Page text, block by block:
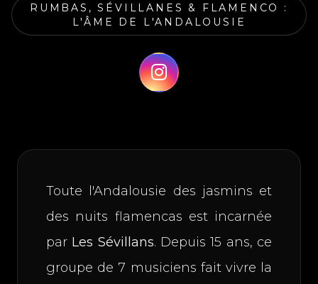
RUMBAS, SÉVILLANES & FLAMENCO :
L'ÂME DE L'ANDALOUSIE
Toute l'Andalousie des jasmins et
des nuits flamencas est incarnée
par Les Sévillans. Depuis 15 ans, ce
groupe de 7 musiciens fait vivre la